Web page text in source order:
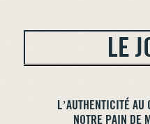
LE
L’AUTHENTICITÉ
NOTRE PAIN DE